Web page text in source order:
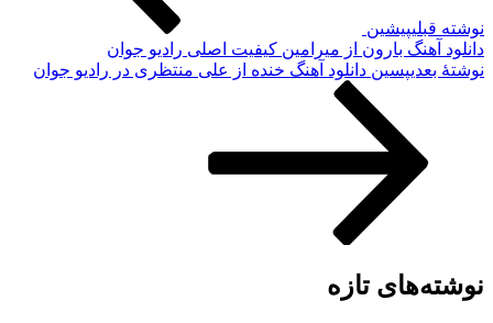
نوشته قبلیپیشین
دانلود آهنگ بارون از میرامین کیفیت اصلی رادیو جوان
نوشته‌ٔ بعدیپسین دانلود آهنگ خنده از علی منتظری در رادیو جوان
نوشته‌های تازه